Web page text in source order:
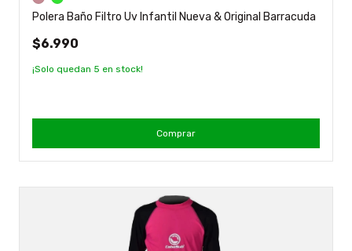
Polera Baño Filtro Uv Infantil Nueva & Original Barracuda
$6.990
¡Solo quedan 5 en stock!
Comprar